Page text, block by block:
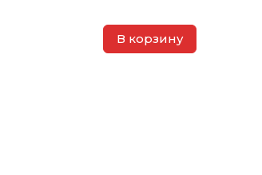
В корзину